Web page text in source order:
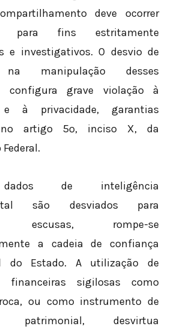
deve ocorrer
para fins estritamente
e investigativos. O desvio de
na manipulação desses
configura grave violação à
e à privacidade, garantias
no artigo 5º, inciso X, da
de inteligência
são desviados para
escusas, rompe-se
a cadeia de confiança
do Estado. A utilização de
financeiras sigilosas como
ou como instrumento de
patrimonial, desvirtua